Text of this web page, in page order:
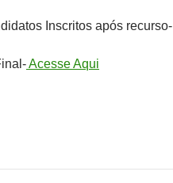
Inscritos após recurso-
Acesse Aqui